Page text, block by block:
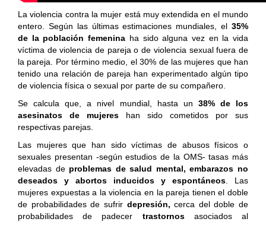
La violencia contra la mujer está muy extendida en el mundo
entero. Según las últimas estimaciones mundiales, el 35%
de la población femenina ha sido alguna vez en la vida
víctima de violencia de pareja o de violencia sexual fuera de
la pareja. Por término medio, el 30% de las mujeres que han
tenido una relación de pareja han experimentado algún tipo
de violencia física o sexual por parte de su compañero.
Se calcula que, a nivel mundial, hasta un 38% de los
asesinatos de mujeres han sido cometidos por sus
respectivas parejas.
Las mujeres que han sido víctimas de abusos físicos o
sexuales presentan -según estudios de la OMS- tasas más
elevadas de problemas de salud mental, embarazos no
deseados y abortos inducidos y espontáneos . Las
mujeres expuestas a la violencia en la pareja tienen el doble
de probabilidades de sufrir depresión, cerca del doble de
probabilidades de padecer trastornosasociados al